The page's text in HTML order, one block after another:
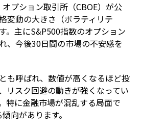
プション取引所（CBOE）が公
変動の大きさ（ボラティリテ
。主にS&P500指数のオプション
、今後30日間の市場の不安感を
も呼ばれ、数値が高くなるほど投
リスク回避の動きが強くなってい
特に金融市場が混乱する局面で
向があります。